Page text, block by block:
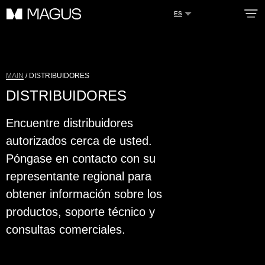
ES
ACERCA DE
CATÁLOGO
NOTICIAS
SERVICIO
MAIN / DISTRIBUIDORES
DISTRIBUIDORES
Encuentre distribuidores
autorizados cerca de usted.
Póngase en contacto con su
representante regional para
obtener información sobre los
productos, soporte técnico y
consultas comerciales.